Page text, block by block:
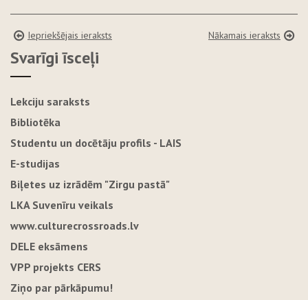
Iepriekšējais ieraksts Nākamais ieraksts
Svarīgi īsceļi
Lekciju saraksts
Bibliotēka
Studentu un docētāju profils - LAIS
E-studijas
Biļetes uz izrādēm "Zirgu pastā"
LKA Suvenīru veikals
www.culturecrossroads.lv
DELE eksāmens
VPP projekts CERS
Ziņo par pārkāpumu!